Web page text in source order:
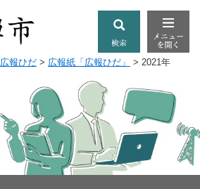
広報ひだ > 広報紙「広報ひだ」 > 2021年